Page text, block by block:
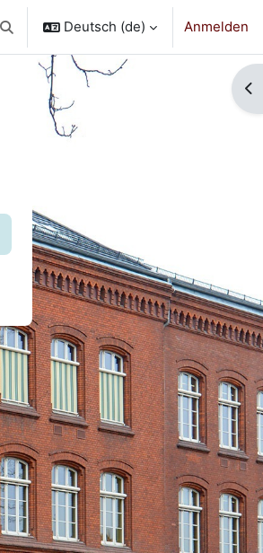
Sucheingabe umschalten
Deutsch ‎(de)‎ Anmelden